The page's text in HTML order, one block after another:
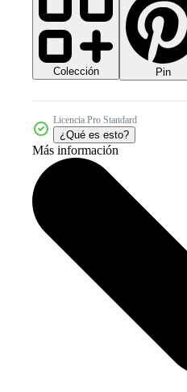
Colección Pin
Licencia Pro Standard
¿Qué es esto?
Más información